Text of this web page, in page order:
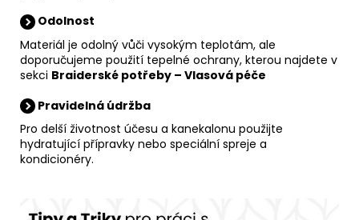
Odolnost
Materiál je odolný vůči vysokým teplotám, ale
doporučujeme použití tepelné ochrany, kterou najdete v
sekci Braiderské potřeby – Vlasová péče
Pravidelná údržba
Pro delší životnost účesu a kanekalonu použijte
hydratující přípravky nebo speciální spreje a
kondicionéry.